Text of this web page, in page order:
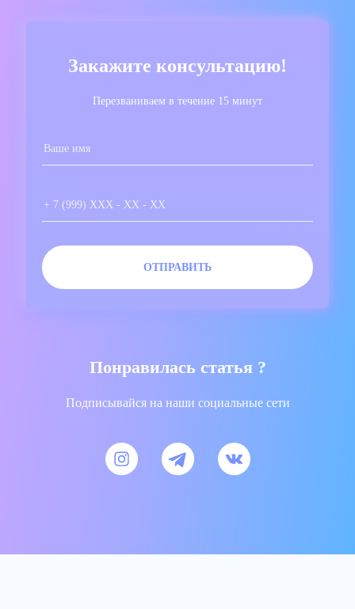
Закажите консультацию!
Перезваниваем в течение 15 минут
Понравилась статья ?
Подписывайся на наши социальные сети